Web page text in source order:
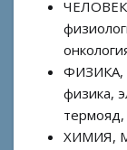
ФИЗИКА,
физика,
термояд,
ХИМИЯ,